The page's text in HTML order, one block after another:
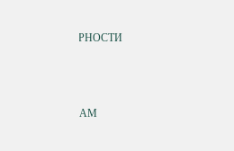
ПО ПОПУЛЯРНОСТИ
ПО НОВИНКАМ